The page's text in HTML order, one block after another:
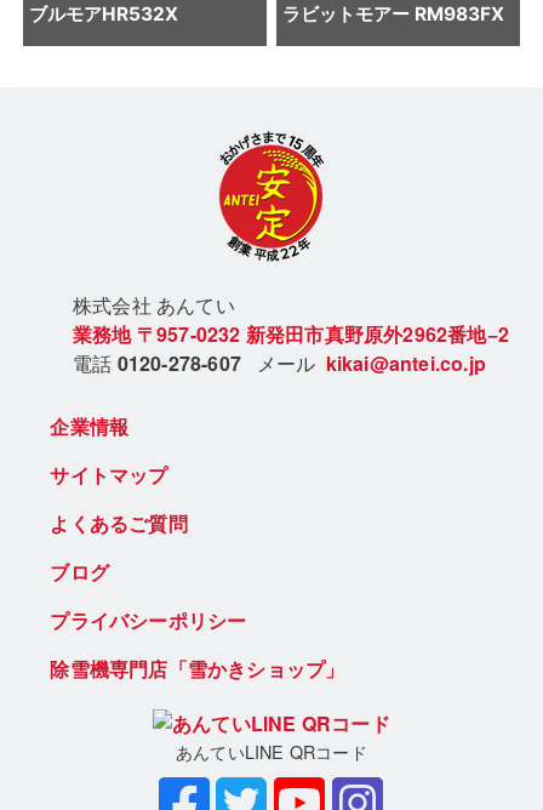
ブルモアHR532X
ラビットモアー RM983FX
株式会社 あんてい
業務地 〒957-0232 新発田市真野原外2962番地−2
電話 0120-278-607 メール kikai@antei.co.jp
企業情報
サイトマップ
よくあるご質問
ブログ
プライバシーポリシー
除雪機専門店「雪かきショップ」
あんていLINE QRコード